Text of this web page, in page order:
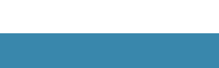
Vol.
t